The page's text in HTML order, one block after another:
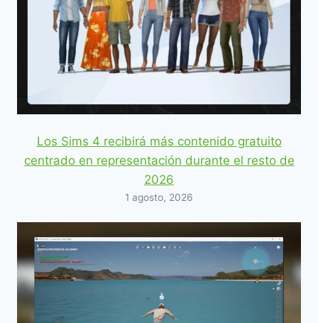
Los Sims 4 recibirá más contenido gratuito
centrado en representación durante el resto de
2026
1 agosto, 2026